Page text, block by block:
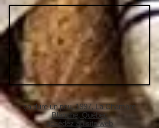
ça dure un peu, 1997, La Chambre
Blanche, Québec
accédez au site web